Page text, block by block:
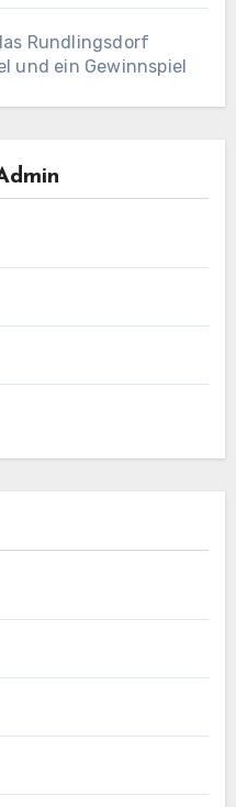
Rundlingsdorf
und ein Gewinnspiel